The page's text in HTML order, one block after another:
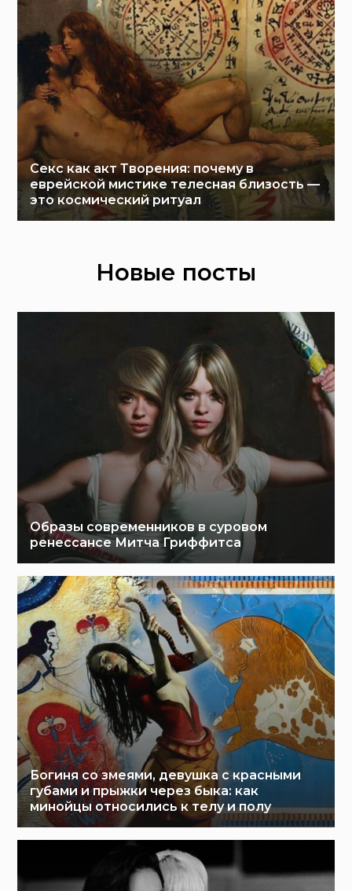
Секс как акт Творения: почему в
еврейской мистике телесная близость —
это космический ритуал
Новые посты
Образы современников в суровом
ренессансе Митча Гриффитса
Богиня со змеями, девушка с красными
губами и прыжки через быка: как
минойцы относились к телу и полу